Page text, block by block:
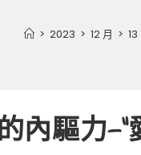
> 2023 > 12 月 > 13
內驅力—“